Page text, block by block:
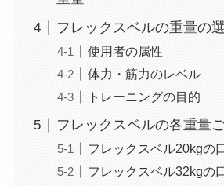
フレックスベルの重量の
使用者の属性
体力・筋力のレベル
トレーニングの目的
フレックスベルの各重量
フレックスベル20kgの
フレックスベル32kgの